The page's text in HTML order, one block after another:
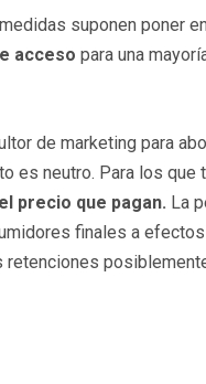
suponen poner
acceso para una
de marketing para
es neutro. Para los
precio que pagan. La
finales a